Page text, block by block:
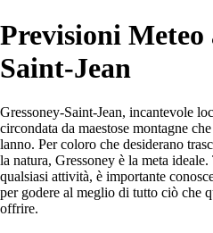
Previsioni Meteo
Saint-Jean
Gressoney-Saint-Jean, incantevole
circondata da maestose montagne
lanno. Per coloro che desiderano
la natura, Gressoney è la meta
qualsiasi attività, è importante
per godere al meglio di tutto ciò che
offrire.